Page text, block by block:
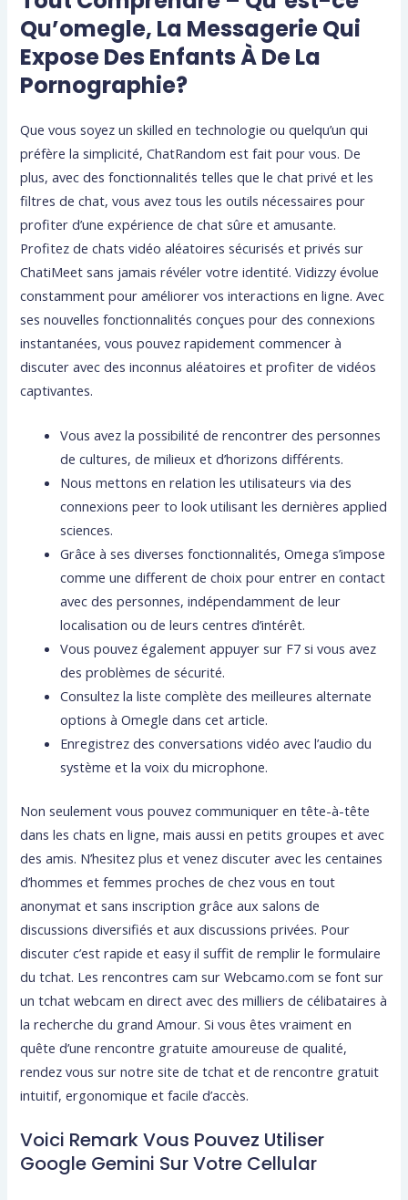
Qu’omegle, La Messagerie Qui
Expose Des Enfants À De La
Pornographie?
Que vous soyez un skilled en technologie ou quelqu’un qui
préfère la simplicité, ChatRandom est fait pour vous. De
plus, avec des fonctionnalités telles que le chat privé et les
filtres de chat, vous avez tous les outils nécessaires pour
profiter d’une expérience de chat sûre et amusante.
Profitez de chats vidéo aléatoires sécurisés et privés sur
ChatiMeet sans jamais révéler votre identité. Vidizzy évolue
constamment pour améliorer vos interactions en ligne. Avec
ses nouvelles fonctionnalités conçues pour des connexions
instantanées, vous pouvez rapidement commencer à
discuter avec des inconnus aléatoires et profiter de vidéos
captivantes.
Vous avez la possibilité de rencontrer des personnes
de cultures, de milieux et d’horizons différents.
Nous mettons en relation les utilisateurs via des
connexions peer to look utilisant les dernières applied
sciences.
Grâce à ses diverses fonctionnalités, Omega s’impose
comme une different de choix pour entrer en contact
avec des personnes, indépendamment de leur
localisation ou de leurs centres d’intérêt.
Vous pouvez également appuyer sur F7 si vous avez
des problèmes de sécurité.
Consultez la liste complète des meilleures alternate
options à Omegle dans cet article.
Enregistrez des conversations vidéo avec l’audio du
système et la voix du microphone.
Non seulement vous pouvez communiquer en tête-à-tête
dans les chats en ligne, mais aussi en petits groupes et avec
des amis. N’hesitez plus et venez discuter avec les centaines
d’hommes et femmes proches de chez vous en tout
anonymat et sans inscription grâce aux salons de
discussions diversifiés et aux discussions privées. Pour
discuter c’est rapide et easy il suffit de remplir le formulaire
du tchat. Les rencontres cam sur Webcamo.com se font sur
un tchat webcam en direct avec des milliers de célibataires à
la recherche du grand Amour. Si vous êtes vraiment en
quête d’une rencontre gratuite amoureuse de qualité,
rendez vous sur notre site de tchat et de rencontre gratuit
intuitif, ergonomique et facile d’accès.
Voici Remark Vous Pouvez Utiliser
Google Gemini Sur Votre Cellular